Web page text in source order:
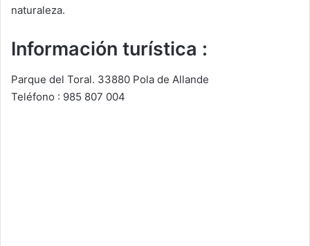
naturaleza.
Información turística :
Parque del Toral. 33880 Pola de Allande
Teléfono : 985 807 004